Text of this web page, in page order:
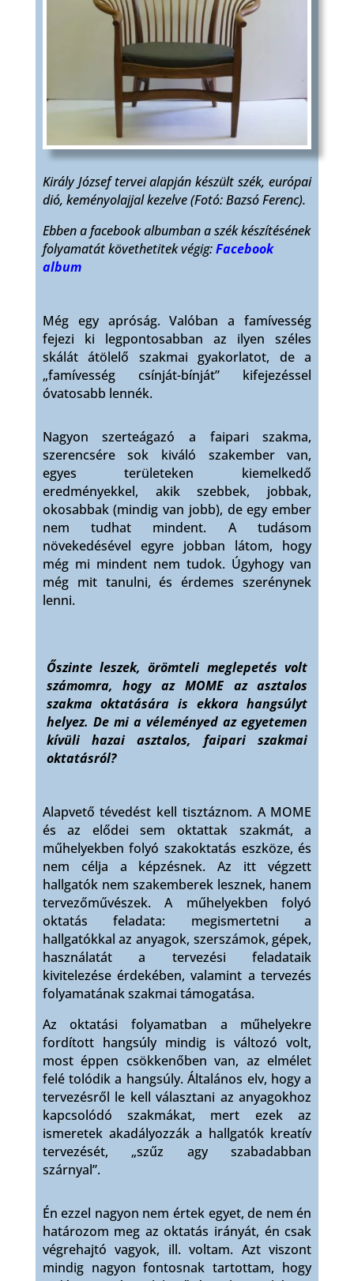
Király József tervei alapján készült szék, európai
dió, keményolajjal kezelve (Fotó: Bazsó Ferenc).
Ebben a facebook albumban a szék készítésének
folyamatát követhetitek végig:Facebook
album
Még egy apróság. Valóban a famívesség
fejezi ki legpontosabban az ilyen széles
skálát átölelő szakmai gyakorlatot, de a
„famívesség csínját-bínját” kifejezéssel
óvatosabb lennék.
Nagyon szerteágazó a faipari szakma,
szerencsére sok kiváló szakember van,
egyes területeken kiemelkedő
eredményekkel, akik szebbek, jobbak,
okosabbak (mindig van jobb), de egy ember
nem tudhat mindent. A tudásom
növekedésével egyre jobban látom, hogy
még mi mindent nem tudok. Úgyhogy van
még mit tanulni, és érdemes szerénynek
lenni.
Őszinte leszek, örömteli meglepetés volt
számomra, hogy az MOME az asztalos
szakma oktatására is ekkora hangsúlyt
helyez. De mi a véleményed az egyetemen
kívüli hazai asztalos, faipari szakmai
oktatásról?
Alapvető tévedést kell tisztáznom. A MOME
és az elődei sem oktattak szakmát, a
műhelyekben folyó szakoktatás eszköze, és
nem célja a képzésnek. Az itt végzett
hallgatók nem szakemberek lesznek, hanem
tervezőművészek. A műhelyekben folyó
oktatás feladata: megismertetni a
hallgatókkal az anyagok, szerszámok, gépek,
használatát a tervezési feladataik
kivitelezése érdekében, valamint a tervezés
folyamatának szakmai támogatása.
Az oktatási folyamatban a műhelyekre
fordított hangsúly mindig is változó volt,
most éppen csökkenőben van, az elmélet
felé tolódik a hangsúly. Általános elv, hogy a
tervezésről le kell választani az anyagokhoz
kapcsolódó szakmákat, mert ezek az
ismeretek akadályozzák a hallgatók kreatív
tervezését, „szűz agy szabadabban
szárnyal”.
Én ezzel nagyon nem értek egyet, de nem én
határozom meg az oktatás irányát, én csak
végrehajtó vagyok, ill. voltam. Azt viszont
mindig nagyon fontosnak tartottam, hogy